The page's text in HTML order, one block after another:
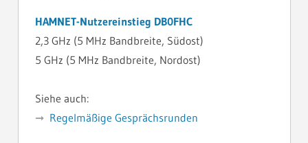
HAMNET-Nutzereinstieg DB0FHC
2,3 GHz (5 MHz Bandbreite, Südost)
5 GHz (5 MHz Bandbreite, Nordost)
Siehe auch:
Regelmäßige Gesprächsrunden